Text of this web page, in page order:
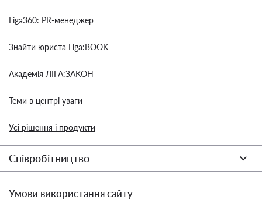
Liga360: PR-менеджер
Знайти юриста Liga:BOOK
Академія ЛІГА:ЗАКОН
Теми в центрі уваги
Усі рішення і продукти
Співробітництво
Умови використання сайту